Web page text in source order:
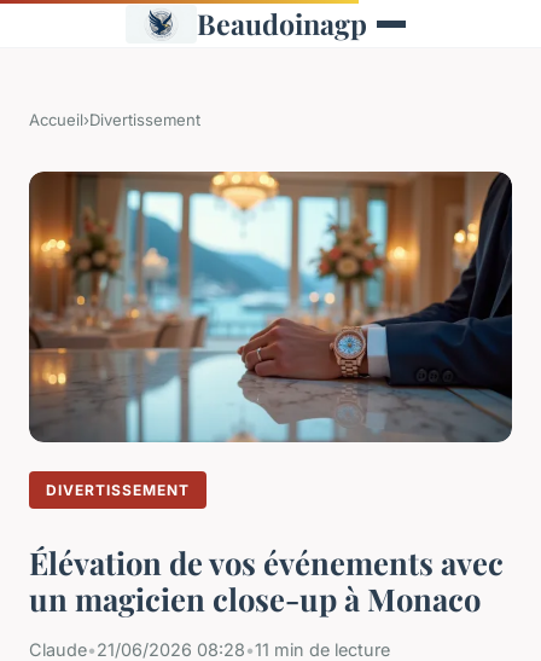
Beaudoinagp
Accueil›Divertissement
DIVERTISSEMENT
Élévation de vos événements avec
un magicien close-up à Monaco
Claude•21/06/2026 08:28•11 min de lecture